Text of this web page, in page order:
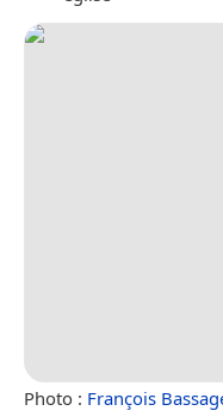
Photo : François